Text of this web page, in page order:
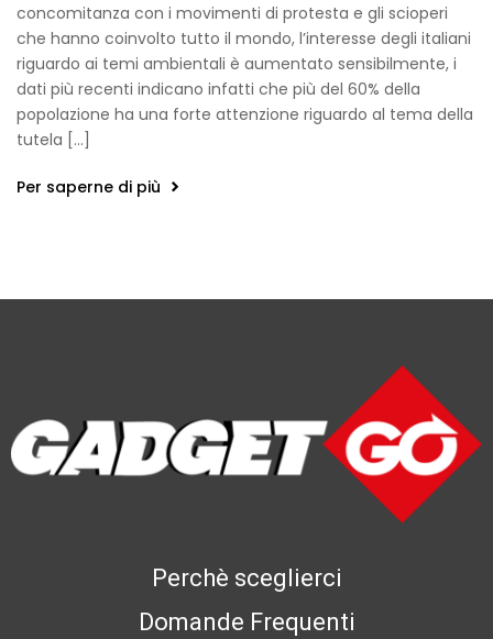
concomitanza con i movimenti di protesta e gli scioperi
che hanno coinvolto tutto il mondo, l’interesse degli italiani
riguardo ai temi ambientali è aumentato sensibilmente, i
dati più recenti indicano infatti che più del 60% della
popolazione ha una forte attenzione riguardo al tema della
tutela […]
Per saperne di più
Perchè sceglierci
Domande Frequenti